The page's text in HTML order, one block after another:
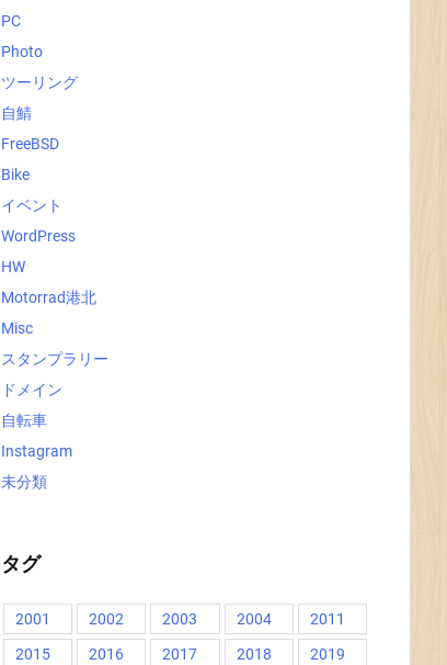
PC
Photo
ツーリング
自鯖
FreeBSD
Bike
イベント
WordPress
HW
Motorrad港北
Misc
スタンプラリー
ドメイン
自転車
Instagram
未分類
タグ
2001 2002 2003 2004
2011
2015
2016 2017 2018
2019